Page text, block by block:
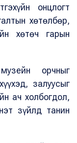
онцлогт
хөтөлбөр,
хөтөч гарын
орчныг
залуусыг
ач холбогдол,
зүйлд танин